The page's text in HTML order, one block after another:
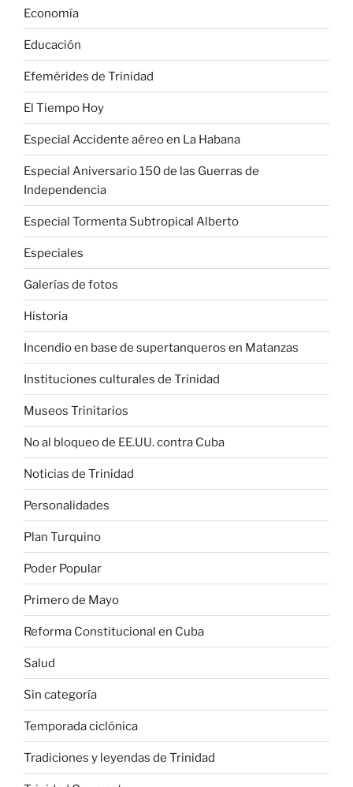
Economía
Educación
Efemérides de Trinidad
El Tiempo Hoy
Especial Accidente aéreo en La Habana
Especial Aniversario 150 de las Guerras de
Independencia
Especial Tormenta Subtropical Alberto
Especiales
Galerías de fotos
Historia
Incendio en base de supertanqueros en Matanzas
Instituciones culturales de Trinidad
Museos Trinitarios
No al bloqueo de EE.UU. contra Cuba
Noticias de Trinidad
Personalidades
Plan Turquino
Poder Popular
Primero de Mayo
Reforma Constitucional en Cuba
Salud
Sin categoría
Temporada ciclónica
Tradiciones y leyendas de Trinidad